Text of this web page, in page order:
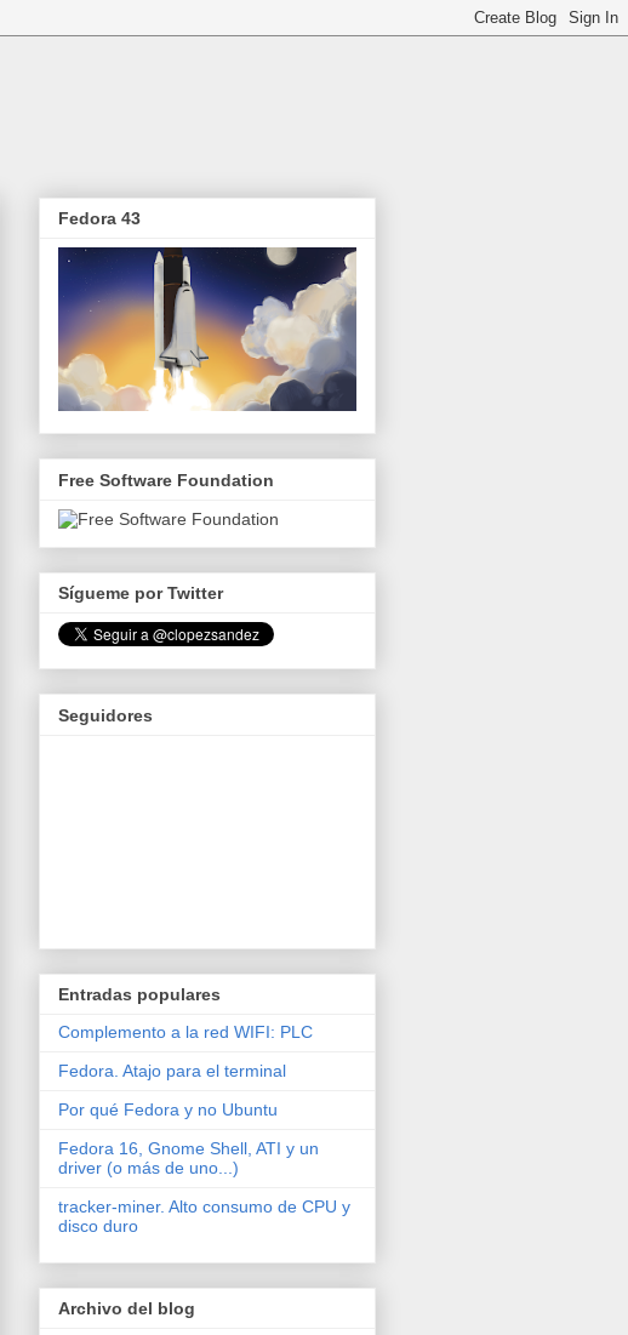
Fedora 43
Free Software Foundation
Sígueme por Twitter
Seguidores
Entradas populares
Complemento a la red WIFI: PLC
Fedora. Atajo para el terminal
Por qué Fedora y no Ubuntu
Fedora 16, Gnome Shell, ATI y un
driver (o más de uno...)
tracker-miner. Alto consumo de CPU y
disco duro
Archivo del blog